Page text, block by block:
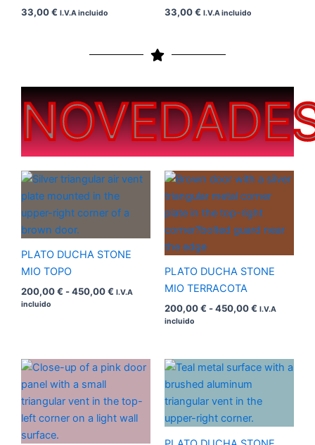
33,00€ I.V.A incluido 33,00€ I.V.A incluido
PLATO DUCHA STONE
MIO TOPO
200,00€ -450,00€
Rango
precios:
desde
I.V.A
incluido
PLATO DUCHA STONE
MIO TERRACOTA
200,00€ -450,00€
Rango
precios:
desde
200,00 €
hasta
I.V.A
incluido
Rango
desde
200,00 €
hasta
Rango
desde
hasta